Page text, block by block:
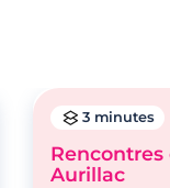
3 minutes
Aurillac